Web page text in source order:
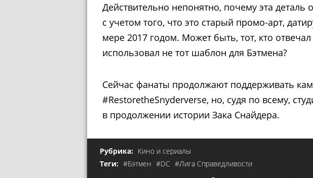
Действительно непонятно, почему эта деталь
с учетом того, что это старый промо-арт,
мере 2017 годом. Может быть, тот, кто
использовал не тот шаблон для Бэтмена?
Сейчас фанаты продолжают поддерживать
#RestoretheSnyderverse, но, судя по всему,
в продолжении истории Зака Снайдера.
Рубрика: Кино и сериалы
Теги: #Бэтмен #DC #Лига Справедливости